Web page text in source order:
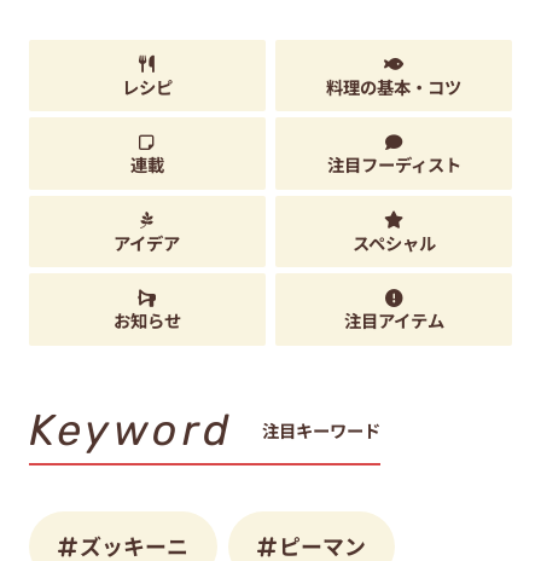
レシピ 料理の基本・コツ
連載 注目フーディスト
アイデア スペシャル
お知らせ 注目アイテム
Keyword 注目キーワード
ズッキーニ ピーマン